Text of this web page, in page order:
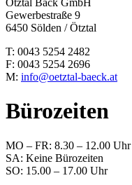
Gewerbestraße 9
6450 Sölden / Ötztal
T: 0043 5254 2482
F: 0043 5254 2696
M: info@oetztal-baeck.at
Bürozeiten
MO – FR: 8.30 – 12.00
SA: Keine Bürozeiten
SO: 15.00 – 17.00 Uhr